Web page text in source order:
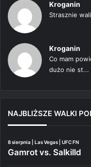
Kroganin
Strasznie
Kroganin
Co mam
dużo nie st...
NAJBLIŻSZE WALKI
8 sierpnia | Las Vegas | UFC FN
Gamrot vs. Salkilld